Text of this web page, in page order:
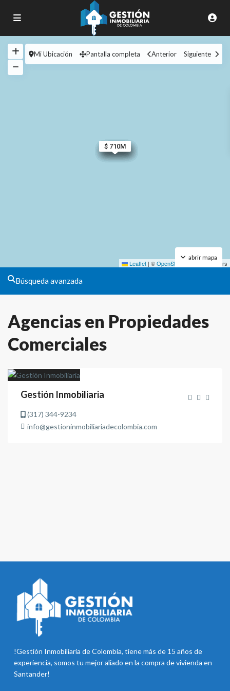
$ 620M
$ 400M
$ 390M
$ 990M
$ 245M
$ 307M
$ 900M
$ 375M
$ 450M
$ 710M
Leaflet | ©OpenStreetMap contributors
abrir mapa
Mi Ubicación Pantalla completa Anterior Siguiente
Búsqueda avanzada
Agencias en Propiedades
Comerciales
Gestión Inmobiliaria
(317) 344-9234
info@gestioninmobiliariadecolombia.com
!Gestión Inmobiliaria de Colombia, tiene más de 15 años de
experiencia, somos tu mejor aliado en la compra de vivienda en
Santander!